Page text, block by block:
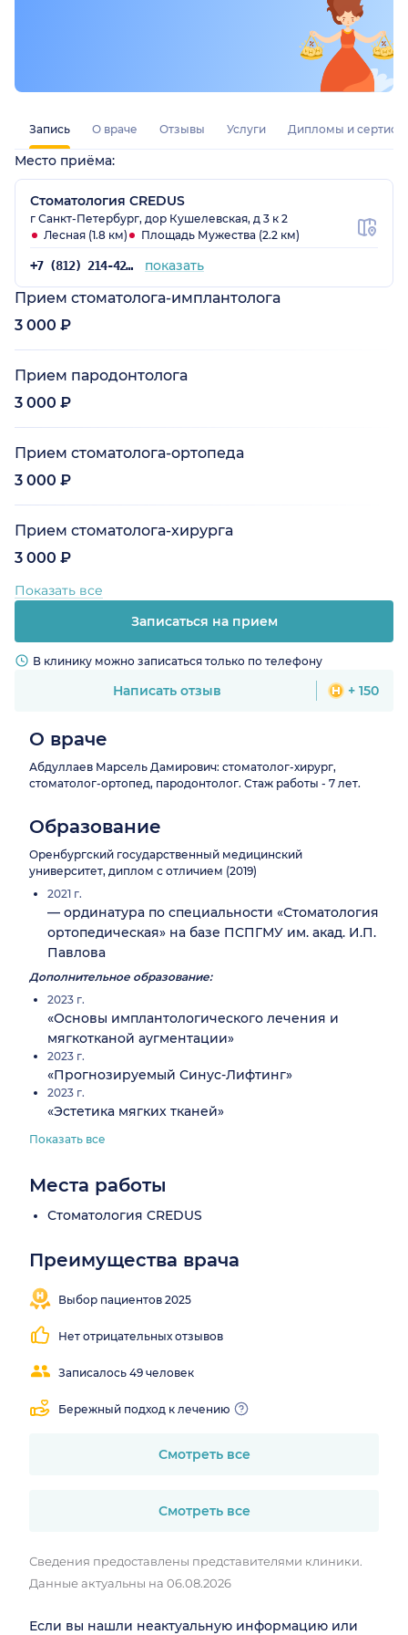
Запись О враче Отзывы Услуги Дипломы и
Место приёма:
Стоматология CREDUS
г Санкт-Петербург, дор Кушелевская, д 3 к 2
Лесная (1.8 км)
Площадь Мужества (2.2 км)
+7 (812) 214-42-27 показать
Прием стоматолога-имплантолога
3 000 ₽
Прием пародонтолога
3 000 ₽
Прием стоматолога-ортопеда
3 000 ₽
Прием стоматолога-хирурга
3 000 ₽
Показать все
Записаться на прием
В клинику можно записаться только по телефону
Написать отзыв + 150
О враче
Абдуллаев Марсель Дамирович: стоматолог-хирург,
стоматолог-ортопед, пародонтолог. Стаж работы - 7 лет.
Образование
Оренбургский государственный медицинский
университет, диплом с отличием (2019)
2021 г.
— ординатура по специальности «Стоматология
ортопедическая» на базе ПСПГМУ им. акад. И.П.
Павлова
Дополнительное образование:
2023 г.
«Основы имплантологического лечения и
мягкотканой аугментации»
2023 г.
«Прогнозируемый Синус-Лифтинг»
2023 г.
«Эстетика мягких тканей»
Показать все
Места работы
Стоматология CREDUS
Преимущества врача
Выбор пациентов 2025
Нет отрицательных отзывов
Записалось 49 человек
Бережный подход к лечению
объяснения
Смотреть все
Смотреть все
Сведения предоставлены представителями клиники.
Данные актуальны на 06.08.2026
Если вы нашли неактуальную информацию или